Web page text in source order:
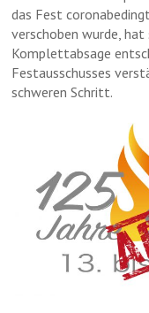
das Fest
verschoben wurde,
Komplettabsage
Festausschusses
schweren Schritt.